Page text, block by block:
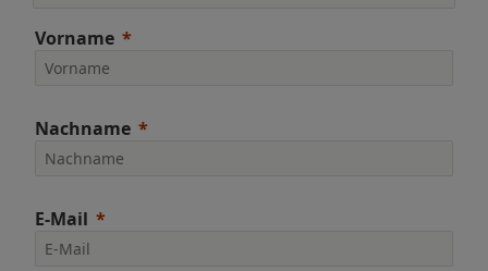
Vorname
Nachname
E-Mail